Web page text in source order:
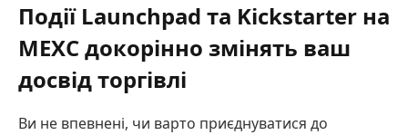
Події Launchpad та Kickstarter на
MEXC докорінно змінять ваш
досвід торгівлі
Ви не впевнені, чи варто приєднуватися до